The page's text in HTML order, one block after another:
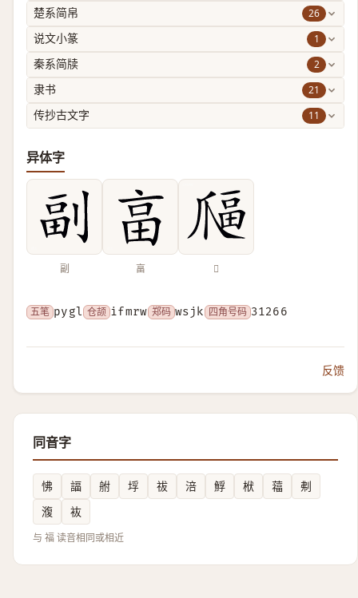
楚系简帛 26
说文小篆 1
秦系简牍 2
隶书 21
传抄古文字 11
异体字
副 畗 𤔜
五笔 pygl 仓颉 ifmrw 郑码 wsjk 四角号码 31266
反馈
同音字
怫 諨 䑧 垺 祓 涪 䱐 栿 䕐
刜
澓
䘠
与 福 读音相同或相近